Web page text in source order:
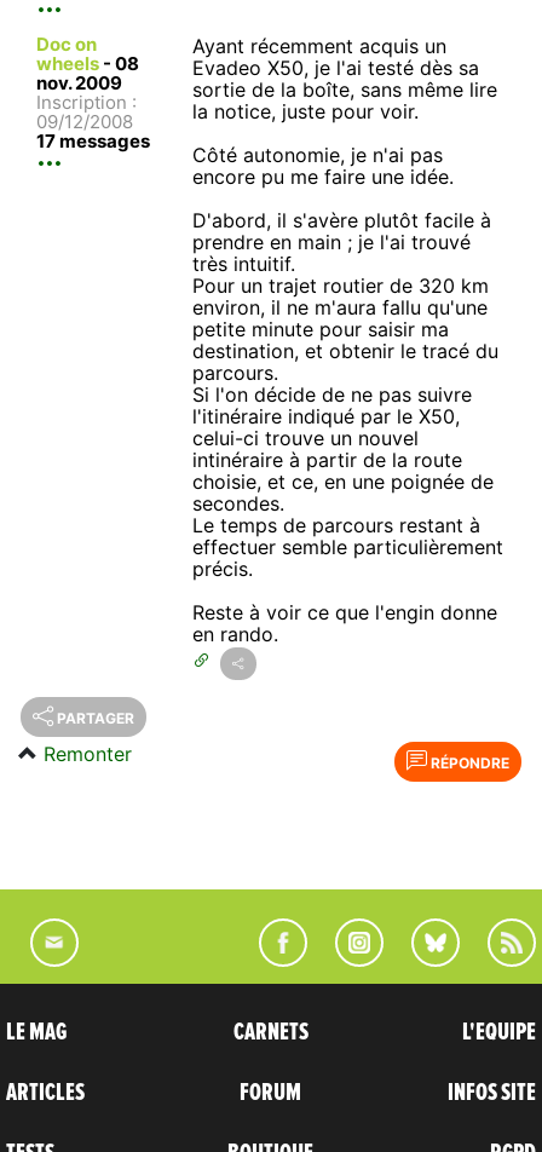
Doc on
wheels - 08
nov. 2009
Inscription :
09/12/2008
17 messages
Ayant récemment acquis un
Evadeo X50, je l'ai testé dès sa
sortie de la boîte, sans même lire
la notice, juste pour voir.
Côté autonomie, je n'ai pas
encore pu me faire une idée.
D'abord, il s'avère plutôt facile à
prendre en main ; je l'ai trouvé
très intuitif.
Pour un trajet routier de 320 km
environ, il ne m'aura fallu qu'une
petite minute pour saisir ma
destination, et obtenir le tracé du
parcours.
Si l'on décide de ne pas suivre
l'itinéraire indiqué par le X50,
celui-ci trouve un nouvel
intinéraire à partir de la route
choisie, et ce, en une poignée de
secondes.
Le temps de parcours restant à
effectuer semble particulièrement
précis.
Reste à voir ce que l'engin donne
en rando.
PARTAGER
RÉPONDRE
Remonter
LE MAG
ARTICLES
CARNETS
FORUM
L'EQUIPE
INFOS SITE